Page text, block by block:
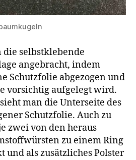
selbstklebende
angebracht, indem
Schutzfolie abgezogen und
vorsichtig aufgelegt wird.
man die Unterseite des
Schutzfolie. Auch zu
zwei von den heraus
zu einem Ring
und als zusätzliches Polster